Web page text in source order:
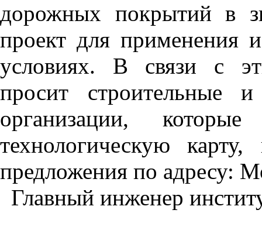
дорожных покрытий в
проект для применения
условиях. В связи с
просит строительные и
организации,
технологическую
предложения по адресу:
Главный инженер